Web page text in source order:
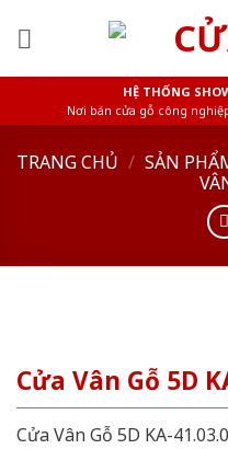
HỆ THỐNG
Nơi bán cửa gỗ công
TRANG CHỦ / SẢN
Cửa Vân Gỗ 5D
Cửa Vân Gỗ 5D KA-